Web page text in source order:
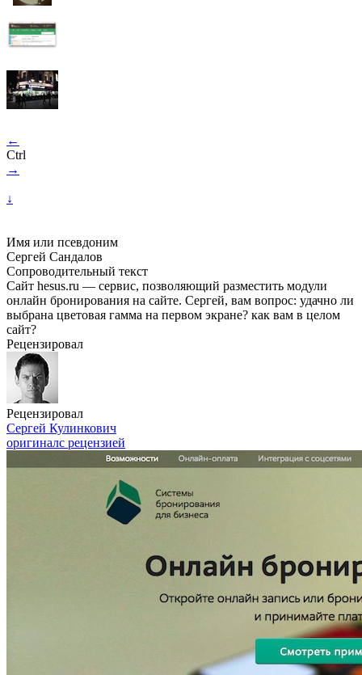
←
Ctrl
→
↓
Имя или псевдоним
Сергей Сандалов
Сопроводительный текст
Сайт hesus.ru — сервис, позволяющий разместить модули
онлайн бронирования на сайте. Сергей, вам вопрос: удачно ли
выбрана цветовая гамма на первом экране? как вам в целом
сайт?
Рецензировал
Рецензировал
Сергей Кулинкович
оригиналс рецензией